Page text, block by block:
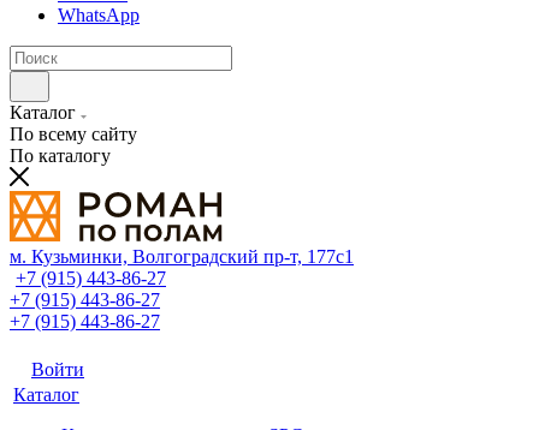
WhatsApp
Каталог
По всему сайту
По каталогу
м. Кузьминки, Волгоградский пр‑т, 177с1
+7 (915) 443-86-27
+7 (915) 443-86-27
+7 (915) 443-86-27
Войти
Каталог